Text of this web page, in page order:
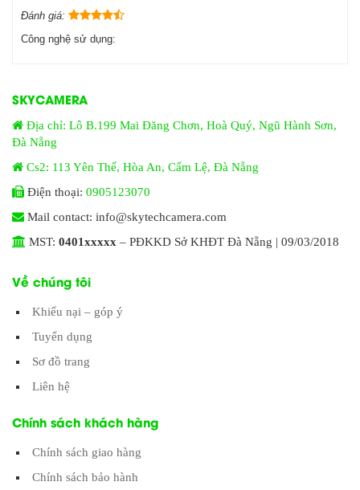
Đánh giá:
Công nghệ sử dụng:
SKYCAMERA
Địa chỉ: Lô B.199 Mai Đăng Chơn, Hoà Quý, Ngũ Hành Sơn,
Đà Nẵng
Cs2: 113 Yên Thế, Hòa An, Cẩm Lệ, Đà Nẵng
Điện thoại: 0905123070
Mail contact: info@skytechcamera.com
MST: 0401xxxxx – PĐKKD Sở KHĐT Đà Nẵng | 09/03/2018
Về chúng tôi
Khiếu nại – góp ý
Tuyển dụng
Sơ đồ trang
Liên hệ
Chính sách khách hàng
Chính sách giao hàng
Chính sách bảo hành